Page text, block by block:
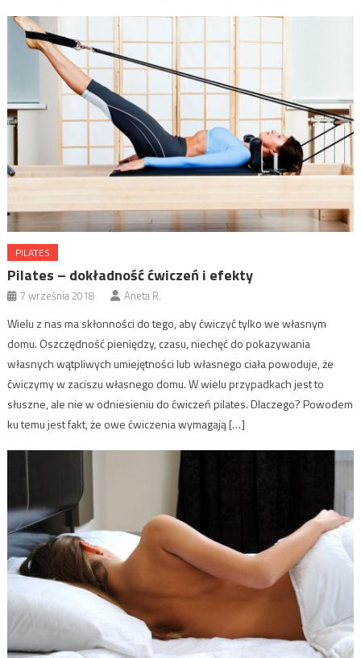
PILATES
Pilates – dokładność ćwiczeń i efekty
7 września 2018 Aneta R.
Wielu z nas ma skłonności do tego, aby ćwiczyć tylko we własnym
domu. Oszczędność pieniędzy, czasu, niechęć do pokazywania
własnych wątpliwych umiejętności lub własnego ciała powoduje, że
ćwiczymy w zaciszu własnego domu. W wielu przypadkach jest to
słuszne, ale nie w odniesieniu do ćwiczeń pilates. Dlaczego? Powodem
ku temu jest fakt, że owe ćwiczenia wymagają […]